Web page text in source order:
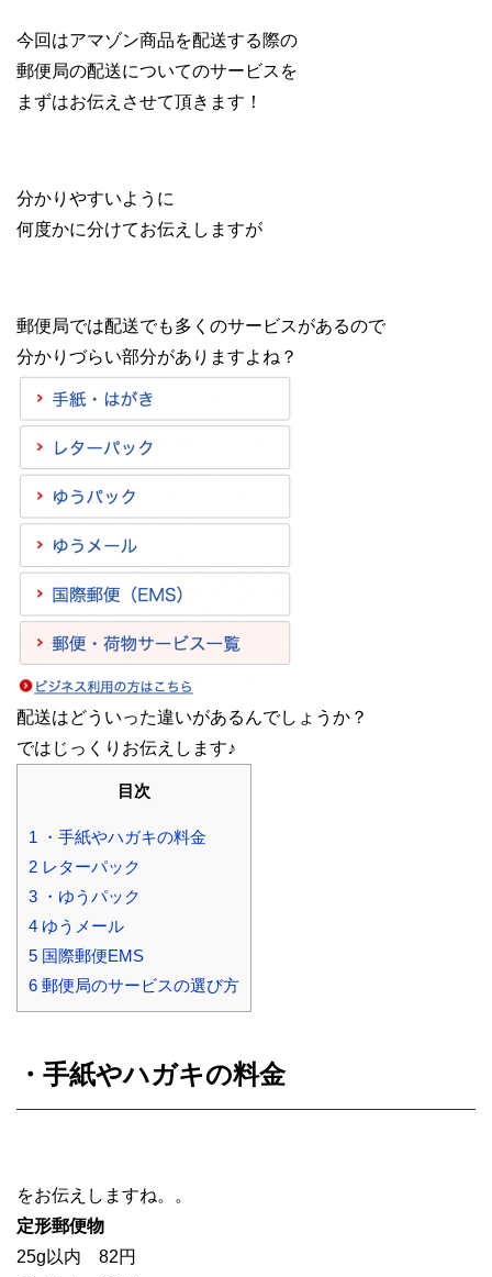
今回はアマゾン商品を配送する際の
郵便局の配送についてのサービスを
まずはお伝えさせて頂きます！
分かりやすいように
何度かに分けてお伝えしますが
郵便局では配送でも多くのサービスがあるので
分かりづらい部分がありますよね？
配送はどういった違いがあるんでしょうか？
ではじっくりお伝えします♪
目次
1 ・手紙やハガキの料金
2 レターパック
3 ・ゆうパック
4 ゆうメール
5 国際郵便EMS
6 郵便局のサービスの選び方
・手紙やハガキの料金
をお伝えしますね。。
定形郵便物
25g以内 82円